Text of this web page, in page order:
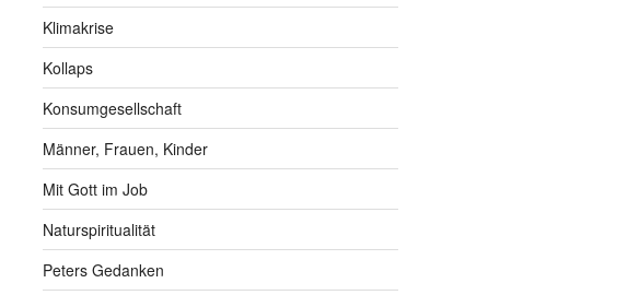
Klimakrise
Kollaps
Konsumgesellschaft
Männer, Frauen, Kinder
Mit Gott im Job
Naturspiritualität
Peters Gedanken